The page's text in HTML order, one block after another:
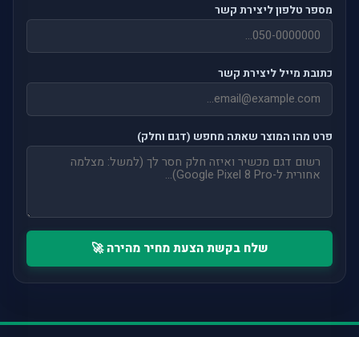
מספר טלפון ליצירת קשר
כתובת מייל ליצירת קשר
פרט מהו המוצר שאתה מחפש (דגם וחלק)
שלח בקשת הצעת מחיר מהירה 🚀